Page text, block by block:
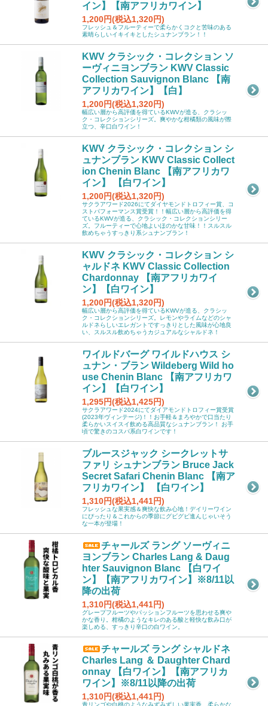
イン】【南アフリカワイン】
1,200円(税込1,320円)
フレッシュ＆フルーティーで柔らかくコクと苦味のある
素晴らしいイキイキとしたシュナンブラン！！
KWV クラシック・コレクション ソ
ーヴィニヨンブラン KWV Classic
Collection Sauvignon Blanc 【南
アフリカワイン】【白】
1,200円(税込1,320円)
幅広い層から高評価を得ているKWVが造る、クラシッ
ク・コレクションシリーズ。爽やかな柑橘類の風味が際
立つ、辛口白ワイン！
KWV クラシック・コレクション シ
ュナンブラン KWV Classic Collect
ion Chenin Blanc 【南アフリカワ
イン】 【白ワイン】
1,200円(税込1,320円)
サクラアワード2026にてダイヤモンドトロフィー賞、コ
ストパフォーマンス賞受賞！！幅広い層から高評価を得
ているKWVが造る、クラシック・コレクションシリー
ズ。フルーティーで心地よいほのかな甘味！！スルスル
飲めちゃうすっきり系シュナンブラン！
KWV クラシック・コレクション シ
ャルドネ KWV Classic Collection
Chardonnay 【南アフリカワイ
ン】【白ワイン】
1,200円(税込1,320円)
幅広い層から高評価を得ているKWVが造る、クラシッ
ク・コレクションシリーズ。レモンやライムなどのシャ
ルドネらしいエレガントですっきりとした風味が心地良
い、スルスル飲めちゃうカジュアルなシャルドネ！
ワイルドバーグ ワイルドハウス シ
ュナン・ブラン Wildeberg Wild ho
use Chenin Blanc 【南アフリカワ
イン】【白ワイン】
1,295円(税込1,425円)
サクラアワード2024にてダイアモンドトロフィー賞受賞
(2023年ヴィンテージ)！！お手軽＆まろやかで口当たり
柔らかいスイスイ飲める高品質なシュナンブラン！ お手
頃で驚きのコスパ系白ワインです！
ブルースジャック シークレットサ
ファリ シュナンブラン Bruce Jack
Secret Safari Chenin Blanc 【南ア
フリカワイン】 【白ワイン】
1,310円(税込1,441円)
フレッシュな果実感＆爽快な飲み心地！デイリーワイン
にぴったり＆これからの季節にグビグビ進んじゃいそう
な一本が登場！
チャールズ ラング ソーヴィニ
ヨンブラン Charles Lang & Daug
hter Sauvignon Blanc 【白ワイ
ン】【南アフリカワイン】※8/11以
降の出荷
1,310円(税込1,441円)
グレープフルーツやパッションフルーツを思わせる爽や
かな香り。柑橘のようなキレのある酸と軽快な飲み口が
楽しめる、すっきり辛口の白ワイン。
チャールズ ラング シャルドネ
Charles Lang ＆ Daughter Chard
onnay 【白ワイン】【南アフリカ
ワイン】※8/11以降の出荷
1,310円(税込1,441円)
青リンゴや白桃のようなみずみずしい果実香。柔らかな